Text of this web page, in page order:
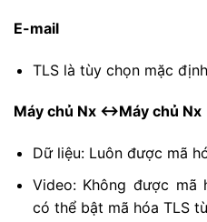
E-mail
TLS là tùy chọn mặc
Máy chủ Nx <->Máy chủ Nx
Dữ liệu: Luôn được mã
Video: Không được mã
có thể bật mã hóa TLS